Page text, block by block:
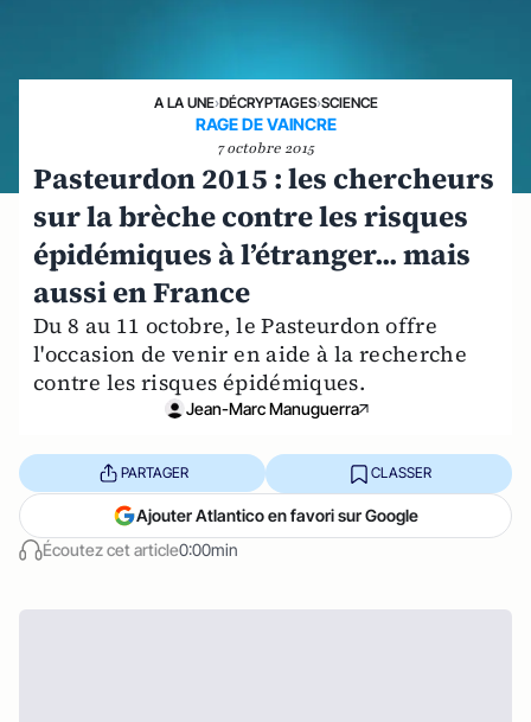
A LA UNE›DÉCRYPTAGES›SCIENCE
RAGE DE VAINCRE
7 octobre 2015
Pasteurdon 2015 : les chercheurs
sur la brèche contre les risques
épidémiques à l’étranger... mais
aussi en France
Du 8 au 11 octobre, le Pasteurdon offre
l'occasion de venir en aide à la recherche
contre les risques épidémiques.
Jean-Marc Manuguerra
Écoutez cet article0:00min
PARTAGER CLASSER
Ajouter Atlantico en favori sur Google